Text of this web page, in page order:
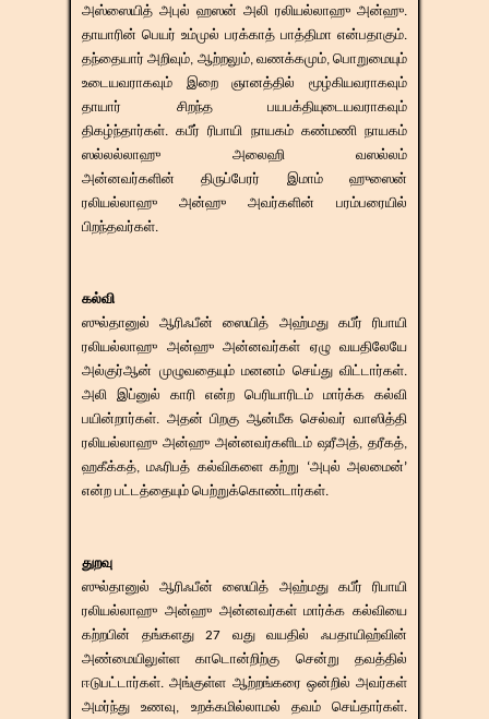
அஸ்ஸையித் அபுல் ஹஸன் அலி ரலியல்லாஹு அன்ஹு.
தாயாரின் பெயர் உம்முல் பரக்காத் பாத்திமா என்பதாகும்.
தந்தையார் அறிவும், ஆற்றலும், வணக்கமும், பொறுமையும்
உடையவராகவும் இறை ஞானத்தில் மூழ்கியவராகவும்
தாயார் சிறந்த பயபக்தியுடையவராகவும்
திகழ்ந்தார்கள்.கபீர் ரிபாயி நாயகம் கண்மணி நாயகம்
ஸல்லல்லாஹு அலைஹி வஸல்லம்
அன்னவர்களின்திருப்பேரர் இமாம் ஹுஸைன்
ரலியல்லாஹு அன்ஹு அவர்களின் பரம்பரையில்
பிறந்தவர்கள்.
கல்வி
ஸுல்தானுல் ஆரிஃபீன் ஸையித் அஹ்மது கபீர் ரிபாயி
ரலியல்லாஹு அன்ஹு அன்னவர்கள் ஏழு வயதிலேயே
அல்குர்ஆன் முழுவதையும் மனனம் செய்து விட்டார்கள்.
அலி இப்னுல் காரி என்ற பெரியாரிடம் மார்க்க கல்வி
பயின்றார்கள். அதன் பிறகு ஆன்மீக செல்வர் வாஸித்தி
ரலியல்லாஹு அன்ஹு அன்னவர்களிடம் ஷரீஅத், தரீகத்,
ஹகீக்கத், மஃரிபத் கல்விகளை கற்று ‘அபுல் அலமைன்’
என்ற பட்டத்தையும் பெற்றுக்கொண்டார்கள்.
துறவு
ஸுல்தானுல் ஆரிஃபீன் ஸையித் அஹ்மது கபீர் ரிபாயி
ரலியல்லாஹு அன்ஹு அன்னவர்கள் மார்க்க கல்வியை
கற்றபின் தங்களது 27 வது வயதில் ஃபதாயிஹ்வின்
அண்மையிலுள்ள காடொன்றிற்கு சென்று தவத்தில்
ஈடுபட்டார்கள். அங்குள்ள ஆற்றங்கரை ஒன்றில் அவர்கள்
அமர்ந்து உணவு, உறக்கமில்லாமல் தவம் செய்தார்கள்.